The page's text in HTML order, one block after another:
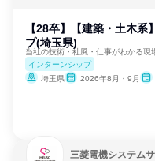
【28卒】【建築・土木系
プ(埼玉県)
当社の技術・社風・仕事がわかる現
インターンシップ
埼玉県
2026年8月・9月
三菱電機システム